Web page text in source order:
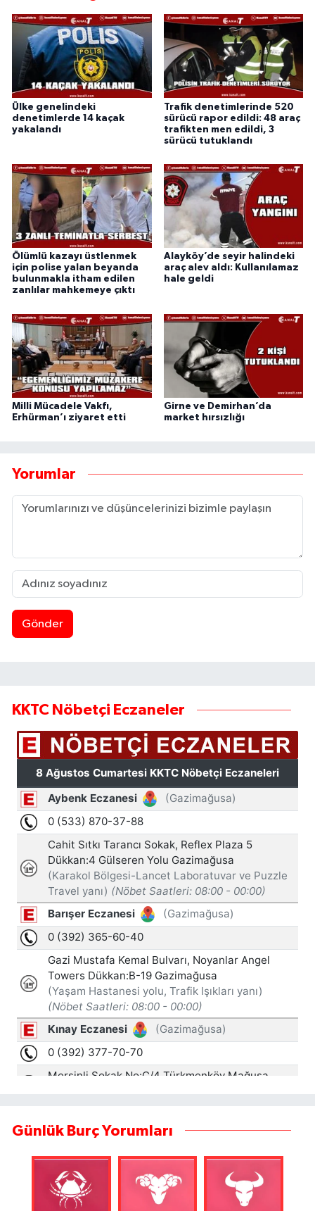
Ülke genelindeki
denetimlerde 14 kaçak
yakalandı
Trafik denetimlerinde 520
sürücü rapor edildi: 48 araç
trafikten men edildi, 3
sürücü tutuklandı
Ölümlü kazayı üstlenmek
için polise yalan beyanda
bulunmakla itham edilen
zanlılar mahkemeye çıktı
Alayköy’de seyir halindeki
araç alev aldı: Kullanılamaz
hale geldi
Milli Mücadele Vakfı,
Erhürman’ı ziyaret etti
Girne ve Demirhan’da
market hırsızlığı
Yorumlar
Gönder
KKTC Nöbetçi Eczaneler
Günlük Burç Yorumları